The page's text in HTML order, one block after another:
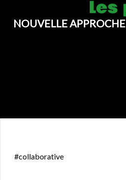
NOUVELLE APPROCHE
#collaborative